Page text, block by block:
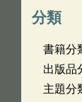
分類
書籍分
出版品
主題分